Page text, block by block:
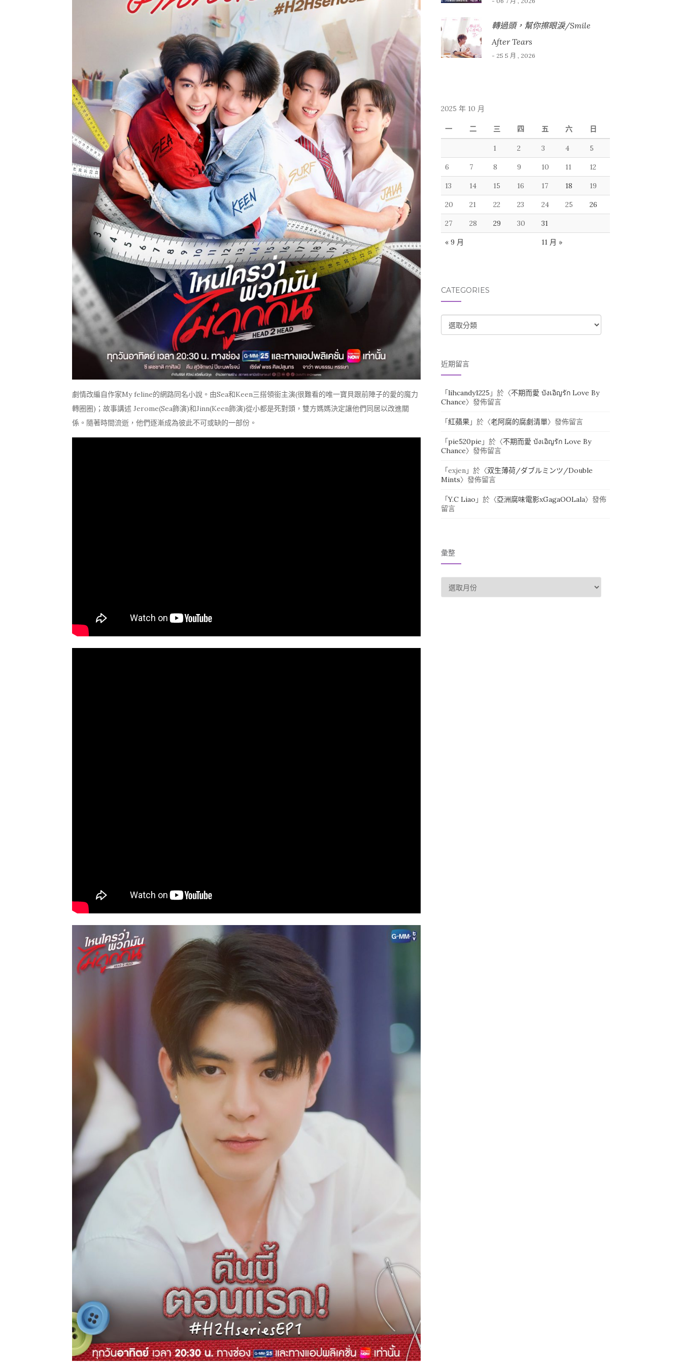
劇情改編自作家My feline的網路同名小說。由Sea和Keen三搭領銜主演(很難看的唯一寶貝跟前陣子的愛的魔力
轉圈圈)；故事講述 Jerome(Sea飾演)和Jinn(Keen飾演)從小都是死對頭，雙方媽媽決定讓他們同居以改進關
係。隨著時間流逝，他們逐漸成為彼此不可或缺的一部份。
轉過頭，幫你擦眼淚/Smile
After Tears
- 25 5 月 , 2026
2025 年 10 月
一 二 三 四 五 六 日
« 9 月 11 月 »
1 2 3 4 5
6 7 8 9 10 11 12
13 14 15 16 17 18 19
20 21 22 23 24 25 26
27 28 29 30 31
CATEGORIES
CATEGORIES
近期留言
「lihcandy1225 」於〈不期而愛 บังเอิญรัก Love By
Chance〉發佈留言
「紅蘋果」於〈老阿腐的腐劇清單〉發佈留言
「pie520pie 」於〈不期而愛 บังเอิญรัก Love By
Chance〉發佈留言
「exjen」於〈双生薄荷/ダブルミンツ/Double
Mints〉發佈留言
「Y.C Liao 」於〈亞洲腐味電影xGagaOOLala〉發佈
留言
彙整
彙整